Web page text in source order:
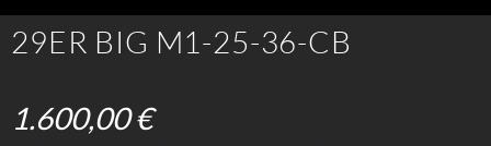
29ER BIG M1-25-36-CB
1.600,00 €